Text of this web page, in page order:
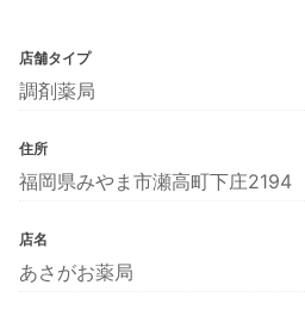
店舗タイプ
調剤薬局
住所
福岡県みやま市瀬高町下庄2194
店名
あさがお薬局